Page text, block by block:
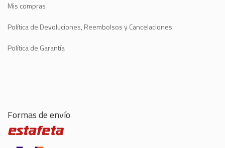
Mis compras
Política de Devoluciones, Reembolsos y Cancelaciones
Política de Garantía
Formas de envío